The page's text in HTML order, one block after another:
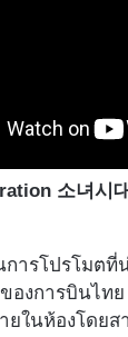
소녀시
การโปรโมตที่
องการบินไท
ในห้องโดยส